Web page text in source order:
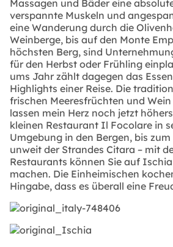
Massagen und Bäder eine
verspannte Muskeln und
eine Wanderung durch die
Weinberge, bis auf den Monte
höchsten Berg, sind
für den Herbst oder Frühling
ums Jahr zählt dagegen das
Highlights einer Reise. Die
frischen Meeresfrüchten und
lassen mein Herz noch jetzt
kleinen Restaurant Il Focolare in
Umgebung in den Bergen, bis
unweit der Strandes Citara – mit
Restaurants können Sie auf
machen. Die Einheimischen
Hingabe, dass es überall eine